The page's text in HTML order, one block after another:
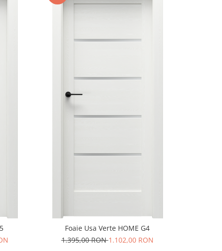
Foaie Usa Verte HOME G4
1.395,00 RON1.102,00 RON